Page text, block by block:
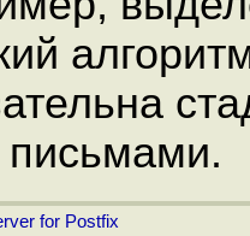
for Postfix